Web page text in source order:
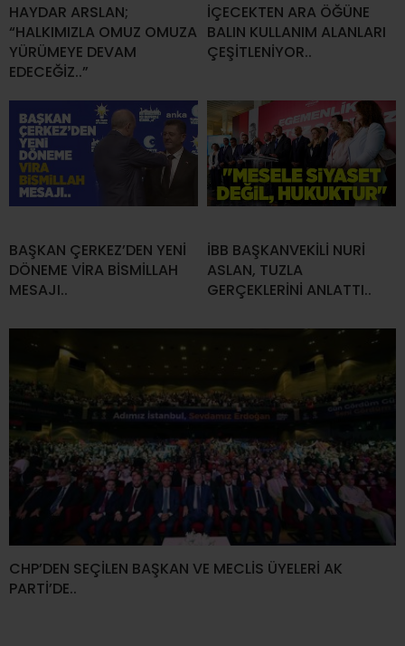
HAYDAR ARSLAN;
“HALKIMIZLA OMUZ OMUZA
YÜRÜMEYE DEVAM
EDECEĞİZ..”
İÇECEKTEN ARA ÖĞÜNE
BALIN KULLANIM ALANLARI
ÇEŞİTLENİYOR..
BAŞKAN ÇERKEZ’DEN YENİ
DÖNEME VİRA BİSMİLLAH
MESAJI..
İBB BAŞKANVEKİLİ NURİ
ASLAN, TUZLA
GERÇEKLERİNİ ANLATTI..
CHP’DEN SEÇİLEN BAŞKAN VE MECLİS ÜYELERİ AK
PARTİ’DE..